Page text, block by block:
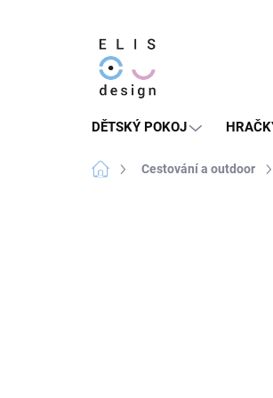
DĚTSKÝ POKOJ
Domů Cestování a outdoor